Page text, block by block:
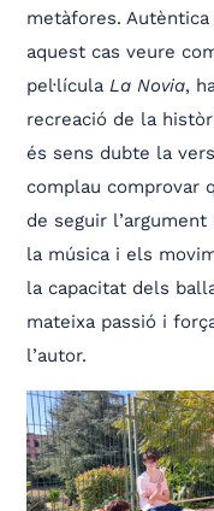
metàfores.
aquest cas veure
pel·lículaLa Novia,
recreació de la
és sens dubte la
complau comprovar
de seguir
la música i els
la capacitat dels
mateixa passió i
l’autor.